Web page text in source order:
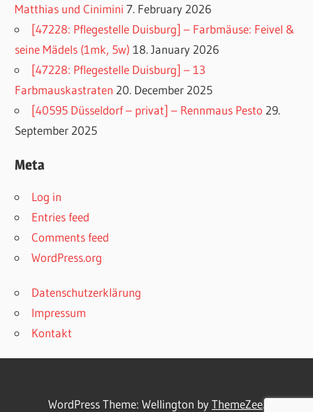
Matthias und Cinimini 7. February 2026
[47228: Pflegestelle Duisburg] – Farbmäuse: Feivel &
seine Mädels (1mk, 5w) 18. January 2026
[47228: Pflegestelle Duisburg] – 13
Farbmauskastraten 20. December 2025
[40595 Düsseldorf – privat] – Rennmaus Pesto 29.
September 2025
Meta
Log in
Entries feed
Comments feed
WordPress.org
Datenschutzerklärung
Impressum
Kontakt
WordPress Theme: Wellington byThemeZee.